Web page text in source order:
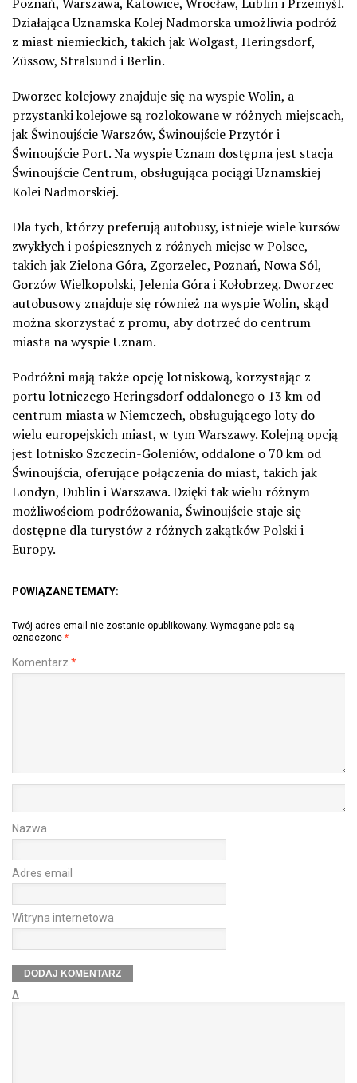
Działająca Uznamska Kolej Nadmorska umożliwia podróż
z miast niemieckich, takich jak Wolgast, Heringsdorf,
Züssow, Stralsund i Berlin.
Dworzec kolejowy znajduje się na wyspie Wolin, a
przystanki kolejowe są rozlokowane w różnych miejscach,
jak Świnoujście Warszów, Świnoujście Przytór i
Świnoujście Port. Na wyspie Uznam dostępna jest stacja
Świnoujście Centrum, obsługująca pociągi Uznamskiej
Kolei Nadmorskiej.
Dla tych, którzy preferują autobusy, istnieje wiele kursów
zwykłych i pośpiesznych z różnych miejsc w Polsce,
takich jak Zielona Góra, Zgorzelec, Poznań, Nowa Sól,
Gorzów Wielkopolski, Jelenia Góra i Kołobrzeg. Dworzec
autobusowy znajduje się również na wyspie Wolin, skąd
można skorzystać z promu, aby dotrzeć do centrum
miasta na wyspie Uznam.
Podróżni mają także opcję lotniskową, korzystając z
portu lotniczego Heringsdorf oddalonego o 13 km od
centrum miasta w Niemczech, obsługującego loty do
wielu europejskich miast, w tym Warszawy. Kolejną opcją
jest lotnisko Szczecin-Goleniów, oddalone o 70 km od
Świnoujścia, oferujące połączenia do miast, takich jak
Londyn, Dublin i Warszawa. Dzięki tak wielu różnym
możliwościom podróżowania, Świnoujście staje się
dostępne dla turystów z różnych zakątków Polski i
Europy.
POWIĄZANE TEMATY:
Twój adres email nie zostanie opublikowany. Wymagane pola są
oznaczone *
Komentarz *
Nazwa
Adres email
Witryna internetowa
Δ